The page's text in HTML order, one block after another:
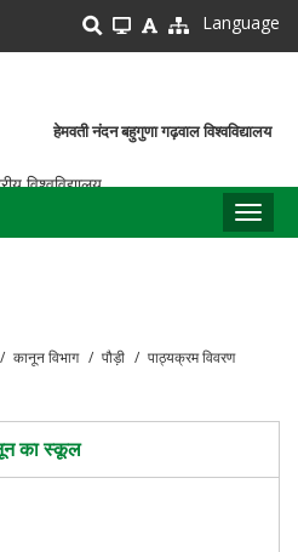
Language
गढ़वाल विश्वविद्यालय
कानून विभाग पौड़ी पाठ्यक्रम विवरण
का स्कूल